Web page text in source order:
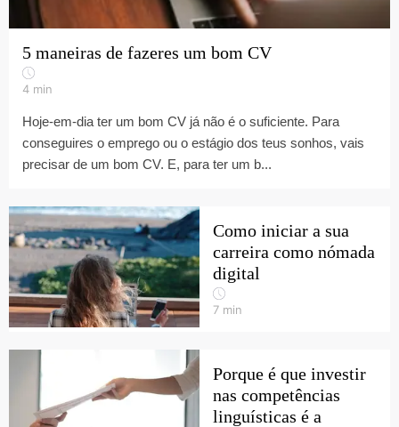
5 maneiras de fazeres um bom CV
4 min
Hoje-em-dia ter um bom CV já não é o suficiente. Para
conseguires o emprego ou o estágio dos teus sonhos, vais
precisar de um bom CV. E, para ter um b...
Como iniciar a sua
carreira como nómada
digital
7 min
Porque é que investir
nas competências
linguísticas é a